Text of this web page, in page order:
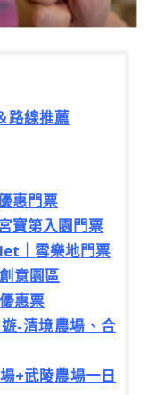
路線推薦
惠門票
寶第入園門票
｜雪樂地門票
意園區
惠票
-清境農場、合
+武陵農場一日